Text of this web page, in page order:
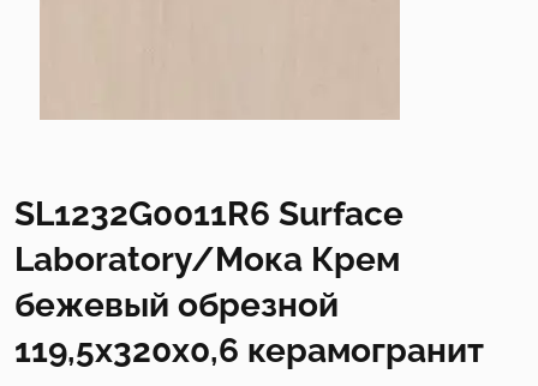
SL1232G0011R6 Surface
Laboratory/Мока Крем
бежевый обрезной
119,5x320x0,6 керамогранит